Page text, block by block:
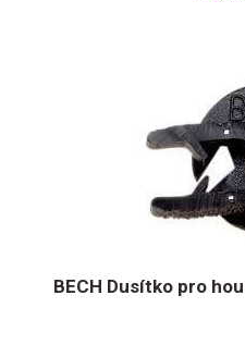
BECH Dusítko pro